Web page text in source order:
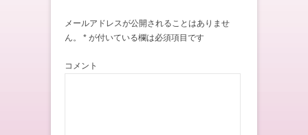
メールアドレスが公開されることはありませ
ん。
* が付いている欄は必須項目です
コメント